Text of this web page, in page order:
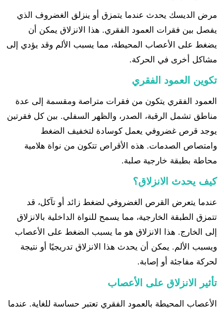
مرض الديسك يحدث عندما يتمزق أو ينزلق الغضروف الذي
يفصل بين فقرات العمود الفقري. هذا الانزلاق يمكن أن
يضغط على الأعصاب المحيطة، مما يسبب الألم وقد يؤدي إلى
مشاكل أخرى في الحركة.
تكوين العمود الفقري
العمود الفقري يتكون من فقرات متراصة ومقسمة إلى عدة
مناطق تشمل الرقبة، الصدر، والظهر السفلي. بين كل فقرتين
يوجد قرص غضروفي يعمل كوسادة لتخفيف الضغط
وامتصاص الصدمات. هذه الأقراص تتكون من نواة هلامية
محاطة بطبقة خارجية صلبة.
كيف يحدث الانزلاق؟
عندما يتعرض القرص الغضروفي لضغط زائد أو تآكل، قد
تتمزق الطبقة الخارجية، مما يسمح للنواة الداخلية بالانزلاق
إلى الخارج. هذا الانزلاق هو ما يسبب الضغط على الأعصاب
ويسبب الألم. يمكن أن يحدث هذا الانزلاق تدريجيًا أو نتيجة
لحركة مفاجئة أو إصابة.
تأثير الانزلاق على الأعصاب
الأعصاب المحيطة بالعمود الفقري تعتبر حساسة للغاية. عندما